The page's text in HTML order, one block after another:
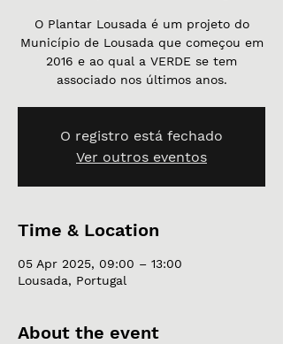
O Plantar Lousada é um projeto do
Município de Lousada que começou em
2016 e ao qual a VERDE se tem
associado nos últimos anos.
O registro está fechado
Ver outros eventos
Time & Location
05 Apr 2025, 09:00 – 13:00
Lousada, Portugal
About the event